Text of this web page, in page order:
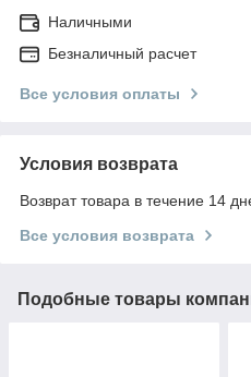
Наличными
Безналичный расчет
Все условия оплаты
Условия возврата
Возврат товара в течение 14
Все условия возврата
Подобные товары